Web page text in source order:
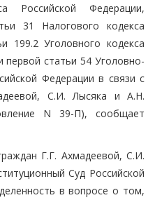
Российской Федерации,
31 Налогового кодекса
199.2 Уголовного кодекса
первой статьи 54 Уголовно-
Федерации в связи с
С.И. Лысяка и А.Н.
N 39-П), сообщает
Г.Г. Ахмадеевой, С.И.
Суд Российской
в вопросе о том,